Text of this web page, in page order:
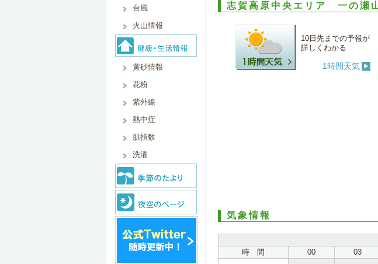
台風
火山情報
黄砂情報
花粉
紫外線
熱中症
肌指数
洗濯
志賀高原中央エリア 一の瀬
10日先までの予報が
詳しくわかる
1時間天気
気象情報
時 間
00 03